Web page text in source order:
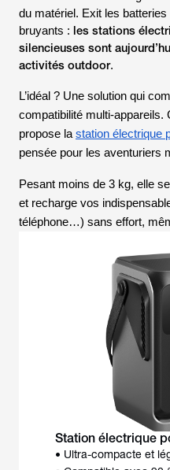
du matériel. Exit les
bruyants : les stations
silencieuses sont
activités outdoor.
L’idéal ? Une solution qui
compatibilité multi-appareils.
propose la station électrique
pensée pour les aventuriers
Pesant moins de 3 kg, elle
et recharge vos
téléphone…) sans effort,
• Ultra-compacte et